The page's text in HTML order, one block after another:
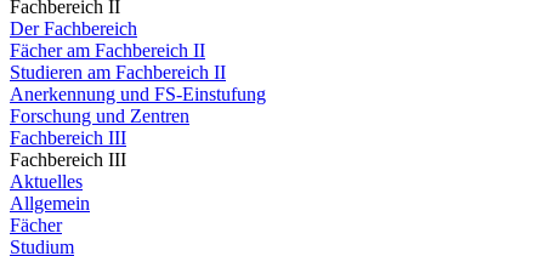
Fachbereich II
Der Fachbereich
Fächer am Fachbereich II
Studieren am Fachbereich II
Anerkennung und FS-Einstufung
Forschung und Zentren
Fachbereich III
Fachbereich III
Aktuelles
Allgemein
Fächer
Studium